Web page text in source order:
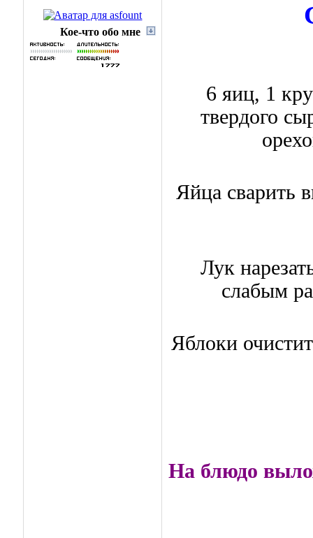
Кое-что обо мне
6 яиц, 1
твердого
Яйца сварить
Лук
слабым
Яблоки
На блюдо